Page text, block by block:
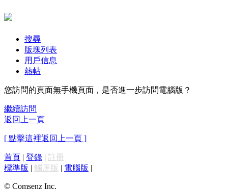
搜尋
版塊列表
用戶信息
熱帖
您訪問的頁面無手機頁面，是否進一步訪問電腦版？
繼續訪問
返回上一頁
[ 點擊這裡返回上一頁 ]
首頁 | 登錄 | 註冊
標準版 | 觸屏版 | 電腦版 |
© Comsenz Inc.